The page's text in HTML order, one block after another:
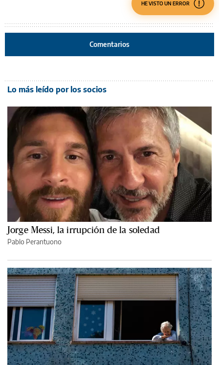
HE VISTO UN ERROR
Comentarios
Lo más leído por los socios
Jorge Messi, la irrupción de la soledad
Pablo Perantuono